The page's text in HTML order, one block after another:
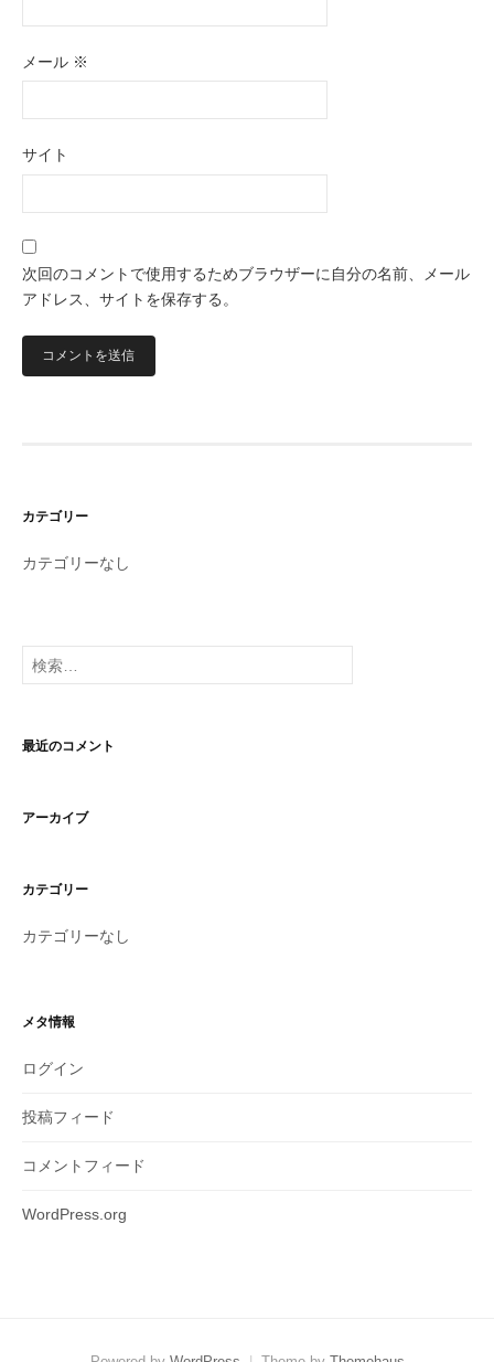
メール ※
サイト
次回のコメントで使用するためブラウザーに自分の名前、メール
アドレス、サイトを保存する。
カテゴリー
カテゴリーなし
検
索:
最近のコメント
アーカイブ
カテゴリー
カテゴリーなし
メタ情報
ログイン
投稿フィード
コメントフィード
WordPress.org